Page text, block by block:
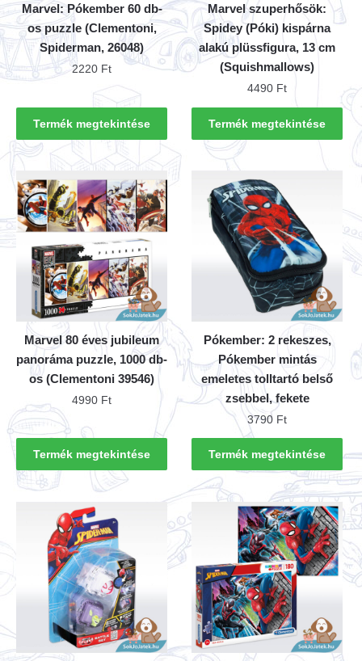
Marvel: Pókember 60 db-
os puzzle (Clementoni,
Spiderman, 26048)
2220 Ft
Termék megtekintése
Marvel szuperhősök:
Spidey (Póki) kispárna
alakú plüssfigura, 13 cm
(Squishmallows)
4490 Ft
Termék megtekintése
Marvel 80 éves jubileum
panoráma puzzle, 1000 db-
os (Clementoni 39546)
4990 Ft
Termék megtekintése
Pókember: 2 rekeszes,
Pókember mintás
emeletes tolltartó belső
zsebbel, fekete
3790 Ft
Termék megtekintése